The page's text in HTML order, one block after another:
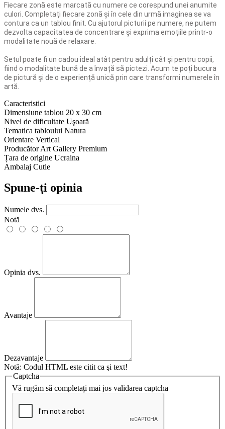
Fiecare zonă este marcată cu numere ce corespund unei anumite
culori. Completați fiecare zonă și în cele din urmă imaginea se va
contura ca un tablou finit. Cu ajutorul picturii pe numere, ne putem
dezvolta capacitatea de concentrare și exprima emoțiile printr-o
modalitate nouă de relaxare.
Setul poate fi un cadou ideal atât pentru adulți cât și pentru copii,
fiind o modalitate bună de a învață să pictezi. Acum te poți bucura
de pictură și de o experiență unică prin care transformi numerele în
artă.
Caracteristici
Dimensiune tablou 20 x 30 cm
Nivel de dificultate Uşoară
Tematica tabloului Natura
Orientare Vertical
Producător Art Gallery Premium
Țara de origine Ucraina
Ambalaj Cutie
Spune-ţi opinia
Numele dvs.
Notă
Opinia dvs.
Avantaje
Dezavantaje
Notă: Codul HTML este citit ca şi text!
Captcha
Vă rugăm să completați mai jos validarea captcha